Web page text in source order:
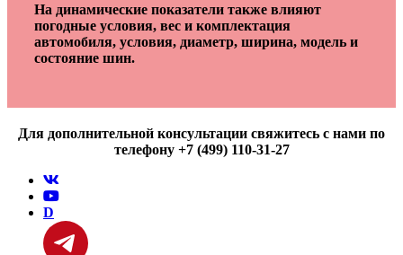
На динамические показатели также влияют
погодные условия, вес и комплектация
автомобиля, условия, диаметр, ширина, модель и
состояние шин.
Для дополнительной консультации свяжитесь с нами по
телефону +7 (499) 110-31-27
D